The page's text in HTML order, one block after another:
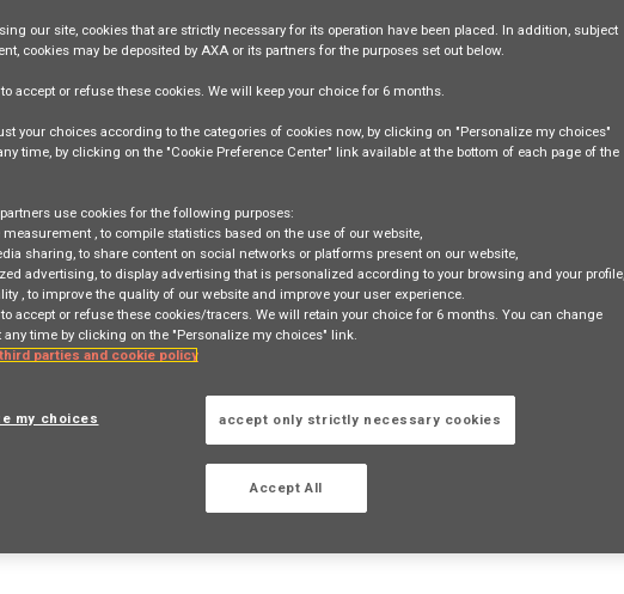
Apply Now
de Patrimoine (F/H) - Dpt 25
Register
our site, cookies that are strictly necessary for its operation have been placed. In addition, subject
cookies may be deposited by AXA or its partners for the purposes set out below.
to accept or refusethese cookies. We will keep your choice for 6 months
your choices according to the categories of cookies now, by clicking on "Personalize my choices"
time, by clicking on the "Cookie Preference Center" link available at the bottom of each page of the
use cookies for the following purposes:
measurement , to compile statistics based on the use of our website,
sharing , to share content on social networks or platforms present on our website,
advertising , to display advertising that is personalized according to your browsing and your profile,
, to improve the quality of our website and improve your user experience.
accept or refuse these cookies/tracers. We will retain your choice for 6 months. You can change
time by clicking on the "Personalize my choices" link.
parties and cookie policy
my choices accept only strictly necessary cookies
Accept All